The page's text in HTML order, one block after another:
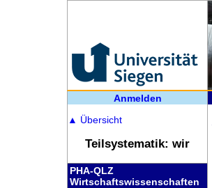
Anmelden
▲ Übersicht
Teilsystematik: wir
PHA-QLZ
Wirtschaftswissenschaften